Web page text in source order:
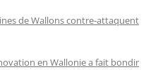
de Wallons contre-attaquent
en Wallonie a fait bondir